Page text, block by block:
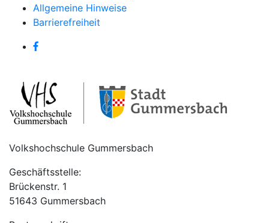
Allgemeine Hinweise
Barrierefreiheit
Volkshochschule Gummersbach
Geschäftsstelle:
Brückenstr. 1
51643 Gummersbach